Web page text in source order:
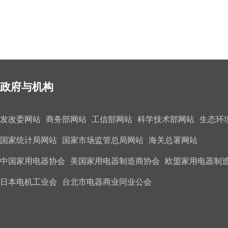
政府与机构
发改委网站 商务部网站 工信部网站 科学技术部网站 生态环
国家统计局网站 国家市场监管总局网站 海关总署网站
中国家用电器协会 美国家用电器制造商协会 欧盟家用电器制
日本电机工业会 台北市电器商业同业公会